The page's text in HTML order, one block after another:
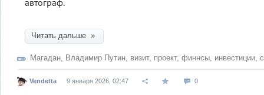
автограф.
Читать дальше »
Магадан, Владимир Путин, визит, проект, финнсы, инвестиции,
Vendetta 9 января 2026, 02:47 0